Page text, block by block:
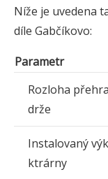
Níže je uvedena
díle Gabčíkovo:
Parametr
Rozloha
drže
Instalovaný
ktrárny